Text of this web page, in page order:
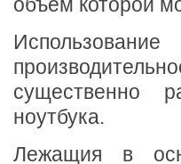
существенно
ноутбука.
Лежащия в